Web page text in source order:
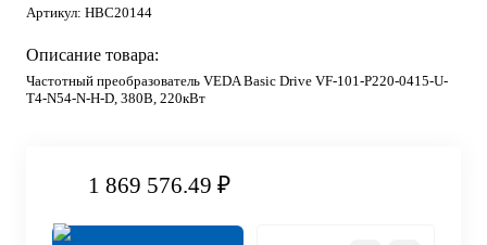
Артикул: HBC20144
Описание товара:
Частотный преобразователь VEDA Basic Drive VF-101-P220-0415-U-
T4-N54-N-H-D, 380В, 220кВт
1 869 576.49 ₽